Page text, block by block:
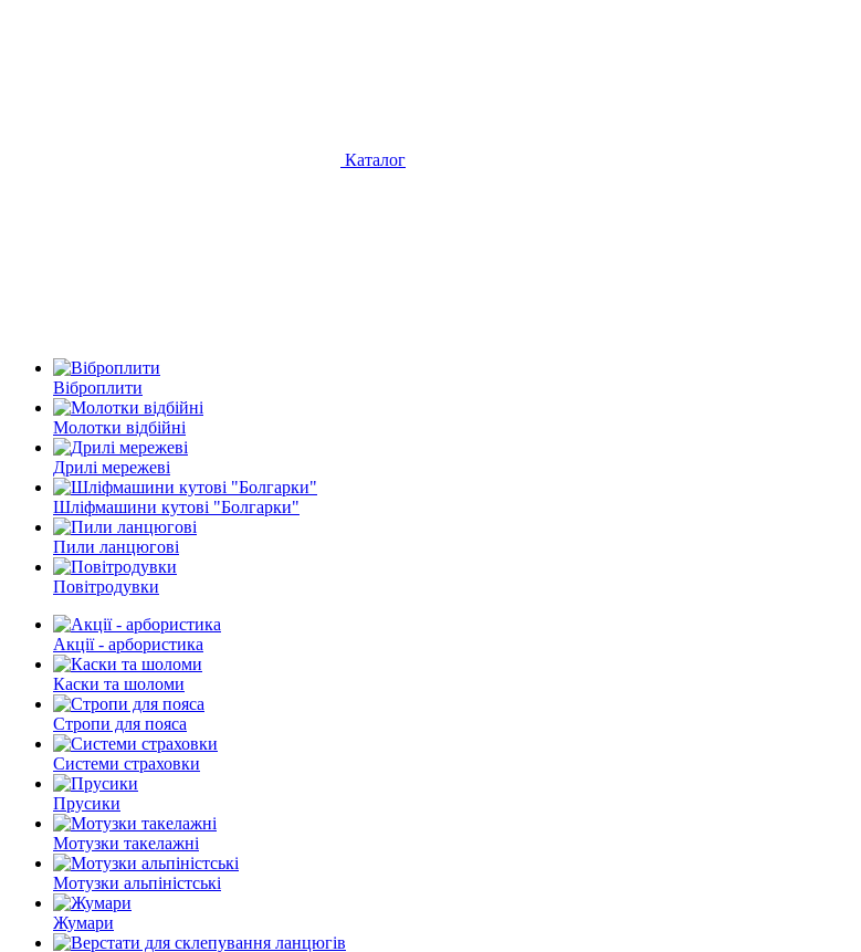
Каталог
Віброплити
Молотки відбійні
Дрилі мережеві
Шліфмашини кутові "Болгарки"
Пили ланцюгові
Повітродувки
Акції - арбористика
Каски та шоломи
Стропи для пояса
Системи страховки
Прусики
Мотузки такелажні
Мотузки альпіністські
Жумари